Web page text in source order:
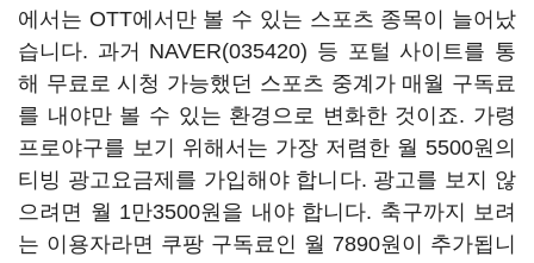
에서는 OTT에서만 볼 수 있는 스포츠 종목이 늘어났
습니다. 과거 NAVER(035420) 등 포털 사이트를 통
해 무료로 시청 가능했던 스포츠 중계가 매월 구독료
를 내야만 볼 수 있는 환경으로 변화한 것이죠. 가령
프로야구를 보기 위해서는 가장 저렴한 월 5500원의
티빙 광고요금제를 가입해야 합니다. 광고를 보지 않
으려면 월 1만3500원을 내야 합니다. 축구까지 보려
는 이용자라면 쿠팡 구독료인 월 7890원이 추가됩니